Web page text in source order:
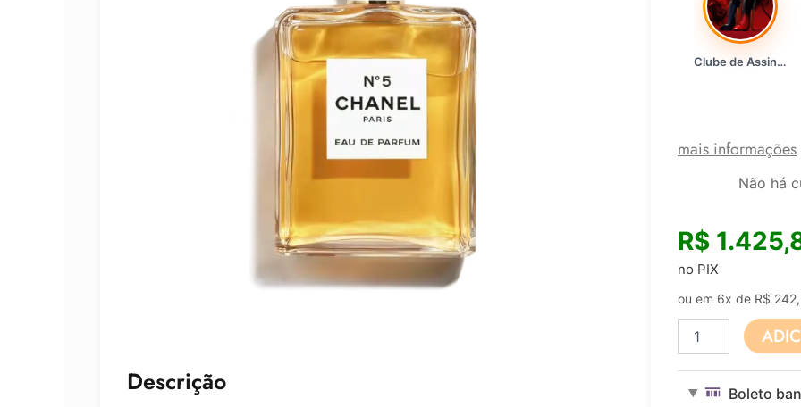
Descrição
Clube de Assinatura Lady Griffe
mais informações
Não há
R$
no PIX
ou em 6x de R$
Feminino
EAU
Boleto